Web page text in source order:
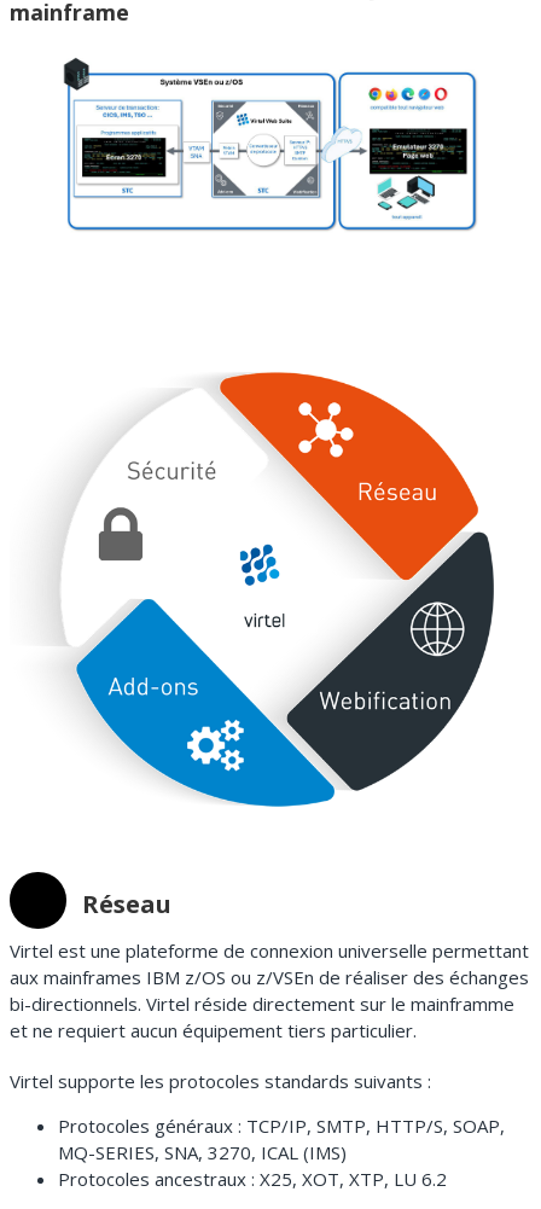
mainframe
Réseau
Virtel est une plateforme de connexion universelle permettant
aux mainframes IBM z/OS ou z/VSEn de réaliser des échanges
bi-directionnels. Virtel réside directement sur le mainframme
et ne requiert aucun équipement tiers particulier.
Virtel supporte les protocoles standards suivants :
Protocoles généraux : TCP/IP, SMTP, HTTP/S, SOAP,
MQ-SERIES, SNA, 3270, ICAL (IMS)
Protocoles ancestraux : X25, XOT, XTP, LU 6.2